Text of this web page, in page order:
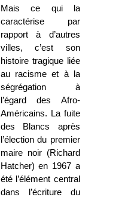
Mais ce qui la
caractérise par
rapport à d’autres
villes, c’est son
histoire tragique liée
au racisme et à la
ségrégation à
l’égard des Afro-
Américains. La fuite
des Blancs après
l’élection du premier
maire noir (Richard
Hatcher) en 1967 a
été l’élément central
dans l’écriture du